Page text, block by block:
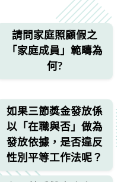
請問家庭照顧假之
「家庭成員」範疇為
何?
如果三節獎金發放係
以「在職與否」做為
發放依據，是否違反
性別平等工作法呢？